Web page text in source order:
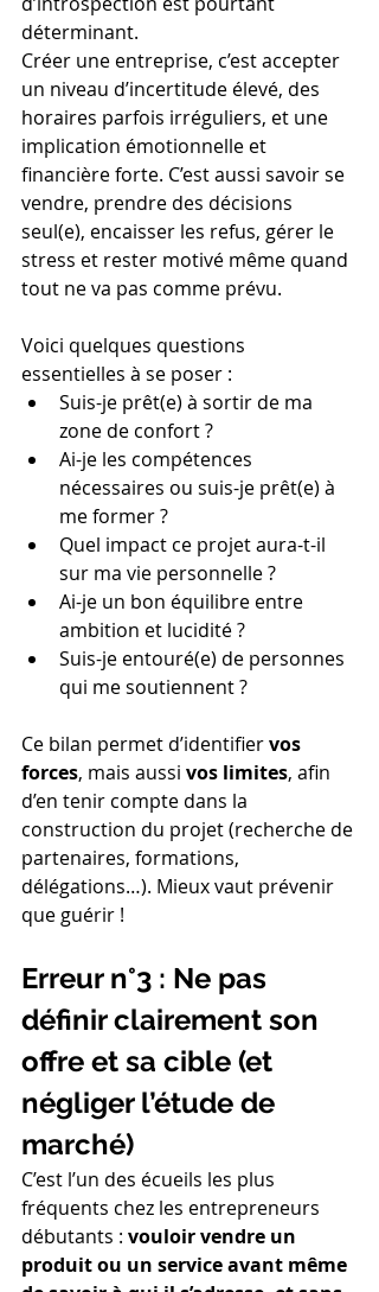
déterminant.
Créer une entreprise, c’est accepter
un niveau d’incertitude élevé, des
horaires parfois irréguliers, et une
implication émotionnelle et
financière forte. C’est aussi savoir se
vendre, prendre des décisions
seul(e), encaisser les refus, gérer le
stress et rester motivé même quand
tout ne va pas comme prévu.
Voici quelques questions
essentielles à se poser :
Suis-je prêt(e) à sortir de ma
zone de confort ?
Ai-je les compétences
nécessaires ou suis-je prêt(e) à
me former ?
Quel impact ce projet aura-t-il
sur ma vie personnelle ?
Ai-je un bon équilibre entre
ambition et lucidité ?
Suis-je entouré(e) de personnes
qui me soutiennent ?
Ce bilan permet d’identifier vos
forces, mais aussi vos limites, afin
d’en tenir compte dans la
construction du projet (recherche de
partenaires, formations,
délégations…). Mieux vaut prévenir
que guérir !
Erreur n°3 : Ne pas
définir clairement son
offre et sa cible (et
négliger l’étude de
marché)
C’est l’un des écueils les plus
fréquents chez les entrepreneurs
débutants : vouloir vendre un
produit ou un service avant même